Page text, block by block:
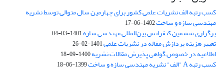
کسب رتبه الف نشریات علمی کشور برای چهارمین سال متوالی توسط نشریه
مهندسی سازه و ساخت1402-06-17
برگزاری ششمین کنفرانس بین‌المللی مهندسی سازه1401-03-04
تغییر هزینه پردازش مقاله در نشریات علمی1401-02-26
اطلاعیه در خصوص گواهی پذیرش مقالات نشریه1400-09-18
کسب رتبه A "الف" نشریه مهندسی سازه و ساخت 1399-06-18